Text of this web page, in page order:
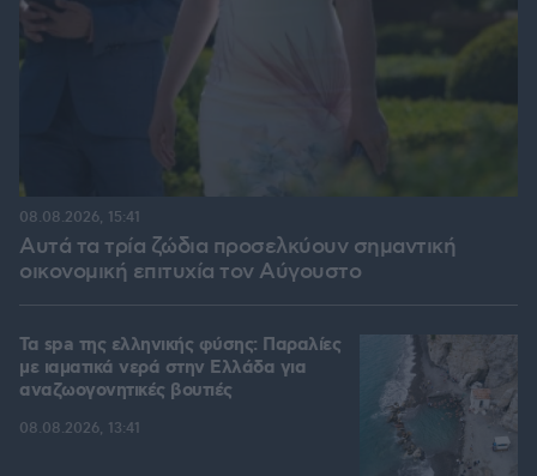
Αυτά τα τρία ζώδια προσελκύουν σημαντική
οικονομική επιτυχία τον Αύγουστο
08.08.2026, 15:41
Τα spa της ελληνικής φύσης: Παραλίες
με ιαματικά νερά στην Ελλάδα για
αναζωογονητικές βουτιές
08.08.2026, 13:41